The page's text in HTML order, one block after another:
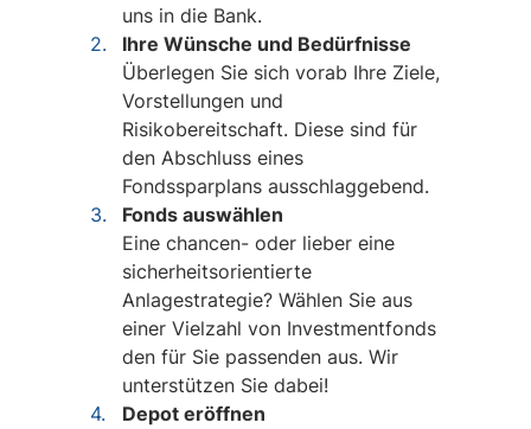
uns in die Bank.
Ihre Wünsche und Bedürfnisse
Überlegen Sie sich vorab Ihre Ziele,
Vorstellungen und
Risikobereitschaft. Diese sind für
den Abschluss eines
Fondssparplans ausschlaggebend.
Fonds auswählen
Eine chancen- oder lieber eine
sicherheitsorientierte
Anlagestrategie? Wählen Sie aus
einer Vielzahl von Investmentfonds
den für Sie passenden aus. Wir
unterstützen Sie dabei!
Depot eröffnen